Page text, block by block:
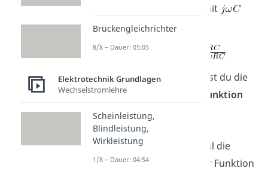
Wenn du nun den Bruch mit
erweiterst
und
einsetzt erhältst du die
Hochpass Übertragungsfunktion
Du kannst dir nun nochmal die
Grenzwerte mithilfe dieser Funktion
Brückengleichrichter
8/8 – Dauer: 05:05
Elektrotechnik Grundlagen
Wechselstromlehre
Scheinleistung,
Blindleistung,
Wirkleistung
1/8 – Dauer: 04:54